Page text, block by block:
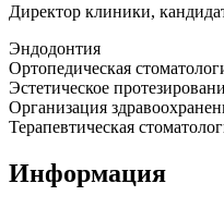
Директор клиники,
Эндодонтия
Ортопедическая
Эстетическое
Организация
Терапевтическая
Информация